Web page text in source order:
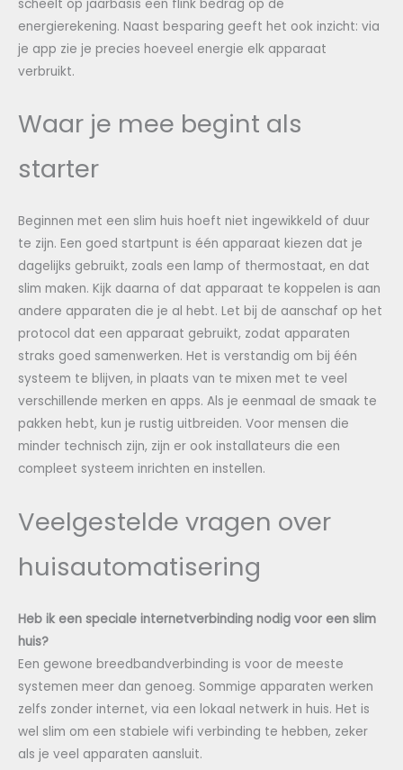
scheelt op jaarbasis een flink bedrag op de
energierekening. Naast besparing geeft het ook inzicht: via
je app zie je precies hoeveel energie elk apparaat
verbruikt.
Waar je mee begint als
starter
Beginnen met een slim huis hoeft niet ingewikkeld of duur
te zijn. Een goed startpunt is één apparaat kiezen dat je
dagelijks gebruikt, zoals een lamp of thermostaat, en dat
slim maken. Kijk daarna of dat apparaat te koppelen is aan
andere apparaten die je al hebt. Let bij de aanschaf op het
protocol dat een apparaat gebruikt, zodat apparaten
straks goed samenwerken. Het is verstandig om bij één
systeem te blijven, in plaats van te mixen met te veel
verschillende merken en apps. Als je eenmaal de smaak te
pakken hebt, kun je rustig uitbreiden. Voor mensen die
minder technisch zijn, zijn er ook installateurs die een
compleet systeem inrichten en instellen.
Veelgestelde vragen over
huisautomatisering
Heb ik een speciale internetverbinding nodig voor een slim
huis?
Een gewone breedbandverbinding is voor de meeste
systemen meer dan genoeg. Sommige apparaten werken
zelfs zonder internet, via een lokaal netwerk in huis. Het is
wel slim om een stabiele wifi verbinding te hebben, zeker
als je veel apparaten aansluit.